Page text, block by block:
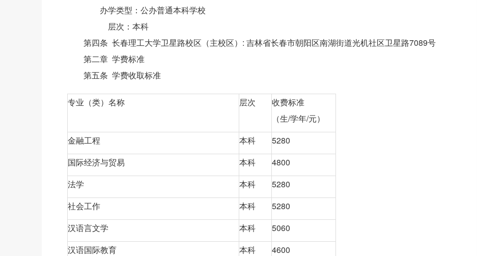
办学类型：公办普通本科学校
层次：本科
第四条 长春理工大学卫星路校区（主校区）: 吉林省长春市朝阳区南湖街道光机社区卫星路7089号
第二章 学费标准
第五条 学费收取标准
专业（类）名称 层次
收费标准
（生/学年/元）
金融工程
本科
5280
国际经济与贸易
本科
4800
法学
本科
5280
社会工作
本科
5280
汉语言文学
本科
5060
汉语国际教育
本科
4600